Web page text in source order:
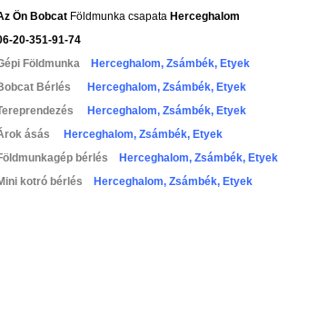
Ön Bobcat Földmunka csapata Herceghalom
20-351-91-74
Földmunka
Herceghalom, Zsámbék, Etyek
Bérlés
Herceghalom, Zsámbék, Etyek
Herceghalom, Zsámbék, Etyek
ásás
Herceghalom, Zsámbék, Etyek
bérlés
Herceghalom, Zsámbék, Etyek
kotró bérlés
Herceghalom, Zsámbék, Etyek